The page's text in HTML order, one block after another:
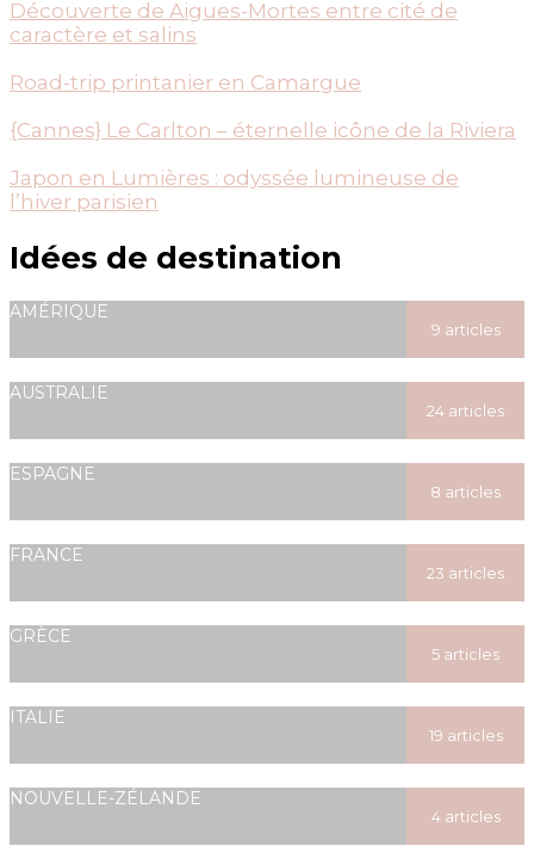
Découverte de Aigues-Mortes entre cité de
caractère et salins
Road-trip printanier en Camargue
{Cannes} Le Carlton – éternelle icône de la Riviera
Japon en Lumières : odyssée lumineuse de
l’hiver parisien
Idées de destination
AMÉRIQUE
9 articles
posted
AUSTRALIE
24 articles
posted
ESPAGNE
8 articles
posted
FRANCE
23 articles
posted
GRÈCE
5 articles
posted
ITALIE
19 articles
posted
NOUVELLE-ZÉLANDE
4 articles